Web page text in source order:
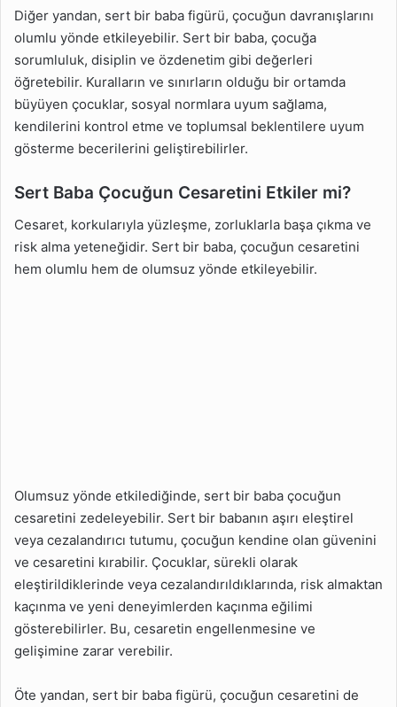
Diğer yandan, sert bir baba figürü, çocuğun davranışlarını
olumlu yönde etkileyebilir. Sert bir baba, çocuğa
sorumluluk, disiplin ve özdenetim gibi değerleri
öğretebilir. Kuralların ve sınırların olduğu bir ortamda
büyüyen çocuklar, sosyal normlara uyum sağlama,
kendilerini kontrol etme ve toplumsal beklentilere uyum
gösterme becerilerini geliştirebilirler.
Sert Baba Çocuğun Cesaretini Etkiler mi?
Cesaret, korkularıyla yüzleşme, zorluklarla başa çıkma ve
risk alma yeteneğidir. Sert bir baba, çocuğun cesaretini
hem olumlu hem de olumsuz yönde etkileyebilir.
Olumsuz yönde etkilediğinde, sert bir baba çocuğun
cesaretini zedeleyebilir. Sert bir babanın aşırı eleştirel
veya cezalandırıcı tutumu, çocuğun kendine olan güvenini
ve cesaretini kırabilir. Çocuklar, sürekli olarak
eleştirildiklerinde veya cezalandırıldıklarında, risk almaktan
kaçınma ve yeni deneyimlerden kaçınma eğilimi
gösterebilirler. Bu, cesaretin engellenmesine ve
gelişimine zarar verebilir.
Öte yandan, sert bir baba figürü, çocuğun cesaretini de